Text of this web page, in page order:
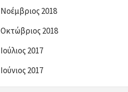
Νοέμβριος 2018
Οκτώβριος 2018
Ιούλιος 2017
Ιούνιος 2017